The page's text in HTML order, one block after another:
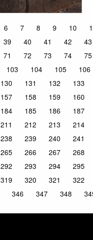
6 7 8 9 10
39 40 41 42 43
71 72 73 74 75
103 104 105 106
130 131 132 133
157 158 159 160
184 185 186 187
211 212 213 214
238 239 240 241
265 266 267 268
292 293 294 295
319 320 321 322
346 347 348